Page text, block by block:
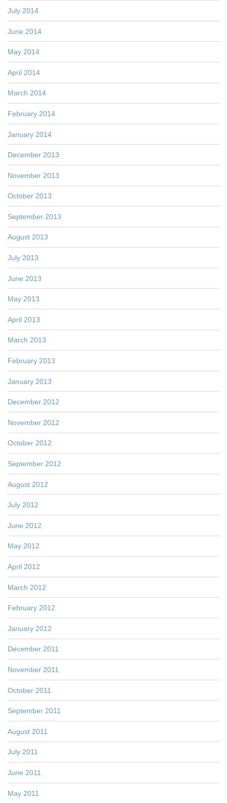
July 2014
June 2014
May 2014
April 2014
March 2014
February 2014
January 2014
December 2013
November 2013
October 2013
September 2013
August 2013
July 2013
June 2013
May 2013
April 2013
March 2013
February 2013
January 2013
December 2012
November 2012
October 2012
September 2012
August 2012
July 2012
June 2012
May 2012
April 2012
March 2012
February 2012
January 2012
December 2011
November 2011
October 2011
September 2011
August 2011
July 2011
June 2011
May 2011